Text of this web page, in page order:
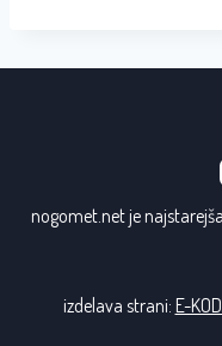
nogomet.net je
izdelava strani: E-